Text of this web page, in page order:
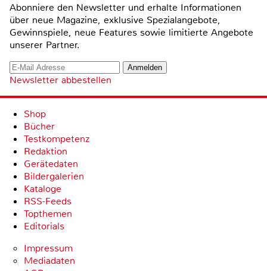
Abonniere den Newsletter und erhalte Informationen
über neue Magazine, exklusive Spezialangebote,
Gewinnspiele, neue Features sowie limitierte Angebote
unserer Partner.
Newsletter abbestellen
Shop
Bücher
Testkompetenz
Redaktion
Gerätedaten
Bildergalerien
Kataloge
RSS-Feeds
Topthemen
Editorials
Impressum
Mediadaten